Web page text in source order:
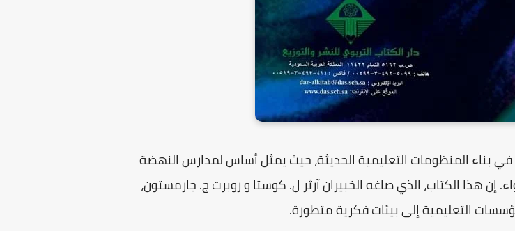
أساس لمدارس النهضة
هذا الكتاب، الذي صاغه الخبيرانآرثر ل. كوستاوروبرت ج. جارمستون،
التعليمية إلى بيئات فكرية متطورة.